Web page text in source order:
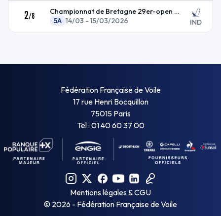
2/8
Championnat de Bretagne 29er-open skiff-RSfeva
5A 14/03 - 15/03/2026 IND
Fédération Française de Voile
17 rue Henri Bocquillon
75015 Paris
Tel : 01 40 60 37 00
Mentions légales & CGU
© 2026 - Fédération Française de Voile